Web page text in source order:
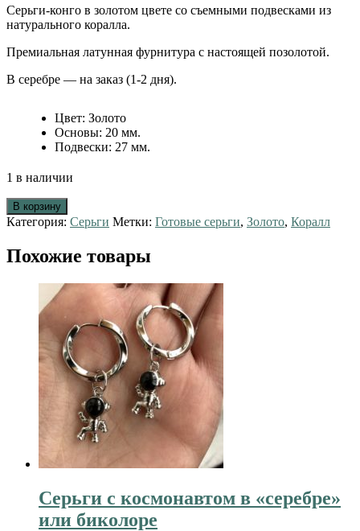
Серьги-конго в золотом цвете со съемными подвесками из
натурального коралла.
Премиальная латунная фурнитура с настоящей позолотой.
В серебре — на заказ (1-2 дня).
Цвет: Золото
Основы: 20 мм.
Подвески: 27 мм.
1 в наличии
В корзину
Категория: Серьги Метки: Готовые серьги, Золото, Коралл
Похожие товары
Серьги с космонавтом в «серебре»
или биколоре